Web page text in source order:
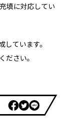
填に対応してい
ています。
ださい。